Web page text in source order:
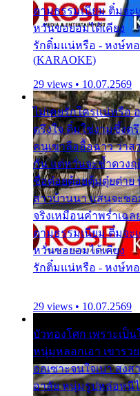
ตามธรรมเนียม ติ๋มจะ
หวั่นขอยอมได้เคียง
รักติ๋มแน่หรือ - หงษ์ท
(KARAOKE)
29 views • 10.07.2569
ไม่เคยรักใครแน่หรือ
ตรึงใจ ติ๋มใช่งามซึ้งต
คนเขาลืออื้อฉาว ว่า
กัน แต่หวั่นจะช้ำดวง
ชื่อต๋อยต้อยตุ้มตุ๋ยต่าย
สาวบ้านนา แสนจะซ
จริงเหมือนคำพร่ำเฉ
ตามธรรมเนียม ติ๋มจะ
หวั่นขอยอมได้เคียง
รักติ๋มแน่หรือ - หงษ์ท
29 views • 10.07.2569
บัวทองโศก เพราะเป็
หนุ่มหลอกเอา เขารว
ออเซาะจนใจเบา สงส
อาลัย หนุ่มรูปหล่อหนีไ